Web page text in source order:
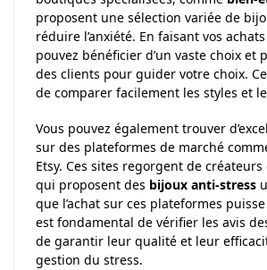
proposent une sélection variée de
réduire l’anxiété. En faisant vos
pouvez bénéficier d’un vaste choix et
des clients pour guider votre choix.
de comparer facilement les styles et
Vous pouvez également trouver
sur des plateformes de marché
Etsy. Ces sites regorgent de
qui proposent des bijoux anti-stress
que l’achat sur ces plateformes
est fondamental de vérifier les avis
de garantir leur qualité et leur
gestion du stress.